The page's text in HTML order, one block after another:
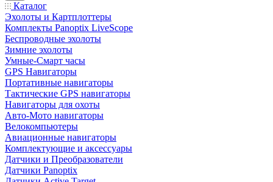
Каталог
Эхолоты и Картплоттеры
Комплекты Panoptix LiveScope
Беспроводные эхолоты
Зимние эхолоты
Умные-Смарт часы
GPS Навигаторы
Портативные навигаторы
Тактические GPS навигаторы
Навигаторы для охоты
Авто-Мото навигаторы
Велокомпьютеры
Авиационные навигаторы
Комплектующие и аксессуары
Датчики и Преобразователи
Датчики Panoptix